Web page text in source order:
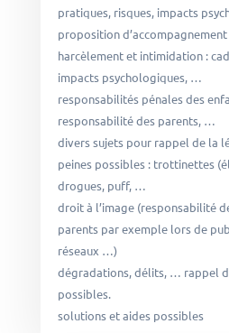
pratiques, risques, impacts
proposition
harcèlement et intimidation :
impacts psychologiques, …
responsabilités pénales des
responsabilité des parents, …
divers sujets pour rappel de la
peines possibles : trottinettes
drogues, puff, …
droit à l’image (responsabilité
parents par exemple lors de
réseaux …)
dégradations, délits, … rappel
possibles.
solutions et aides possibles